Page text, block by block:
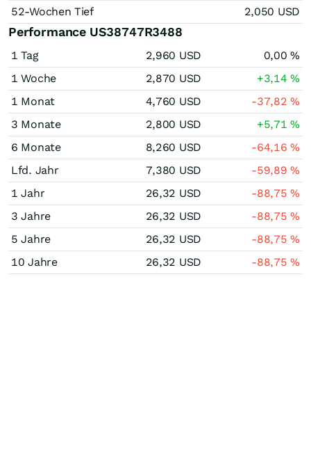
52-Wochen Tief
2,050 USD
Performance US38747R3488
1 Tag 2,960 USD 0,00%
1 Woche
2,870 USD +3,14%
1 Monat
4,760 USD -37,82%
3 Monate
2,800 USD +5,71%
6 Monate
8,260 USD -64,16%
Lfd. Jahr
7,380 USD -59,89%
1 Jahr
26,32 USD -88,75%
3 Jahre
26,32 USD -88,75%
5 Jahre
26,32 USD -88,75%
10 Jahre
26,32 USD -88,75%